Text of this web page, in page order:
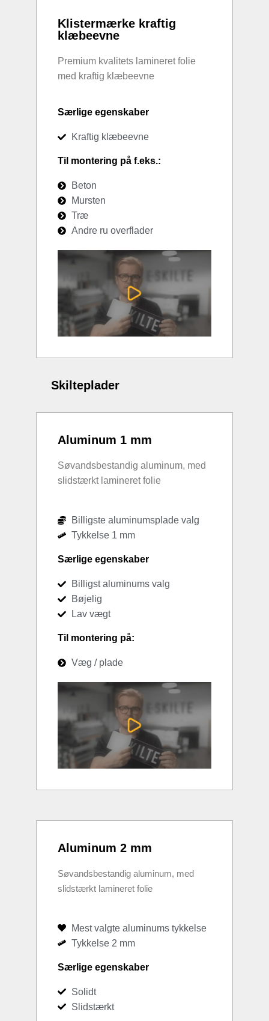
Klistermærke kraftig
klæbeevne
Premium kvalitets lamineret folie
med kraftig klæbeevne
Særlige egenskaber
Kraftig klæbeevne
Til montering på f.eks.:
Beton
Mursten
Træ
Andre ru overflader
Skilteplader
Aluminum 1 mm
Søvandsbestandig aluminum, med
slidstærkt lamineret folie
Billigste aluminumsplade valg
Tykkelse 1 mm
Særlige egenskaber
Billigst aluminums valg
Bøjelig
Lav vægt
Til montering på:
Væg / plade
Aluminum 2 mm
Søvandsbestandig aluminum, med
slidstærkt lamineret folie
Mest valgte aluminums tykkelse
Tykkelse 2 mm
Særlige egenskaber
Solidt
Slidstærkt